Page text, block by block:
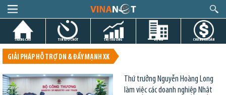
TRANG CHỦ TIN GIỜ CHÓT THỊ TRƯỜNG DỰ ÁN CHỨNG KHOÁN
GIẢI PHÁP HỖ TRỢ DN & ĐẨY MẠNH XK
Thứ trưởng Nguyễn Hoàng Long
làm việc các doanh nghiệp Nhật